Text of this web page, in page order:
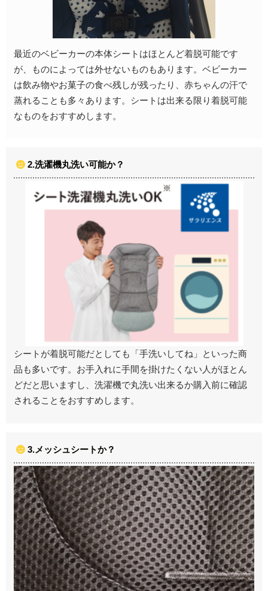
最近のベビーカーの本体シートはほとんど着脱可能です
が、ものによっては外せないものもあります。ベビーカー
は飲み物やお菓子の食べ残しが残ったり、赤ちゃんの汗で
蒸れることも多々あります。シートは出来る限り着脱可能
なものをおすすめします。
2.洗濯機丸洗い可能か？
シートが着脱可能だとしても「手洗いしてね」といった商
品も多いです。お手入れに手間を掛けたくない人がほとん
どだと思いますし、洗濯機で丸洗い出来るか購入前に確認
されることをおすすめします。
3.メッシュシートか？